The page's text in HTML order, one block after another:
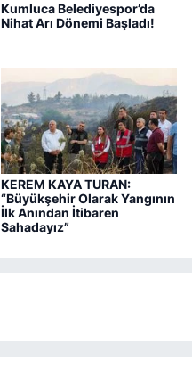
Kumluca Belediyespor’da
Nihat Arı Dönemi Başladı!
KEREM KAYA TURAN:
“Büyükşehir Olarak Yangının
İlk Anından İtibaren
Sahadayız”